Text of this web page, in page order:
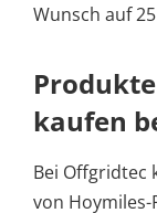
Wunsch auf
kaufen
Bei Offgridtec
von